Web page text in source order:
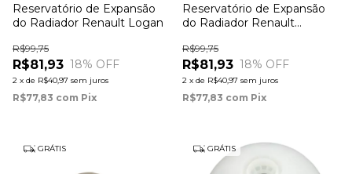
Reservatório de Expansão
do Radiador Renault Logan
R$81,93
R$99,75
18% OFF
2 x de R$40,97 sem juros
R$77,83 com Pix
Reservatório de Expansão
do Radiador Renault
R$81,93
R$99,75
18% OFF
2 x de R$40,97 sem juros
R$77,83 com Pix
GRÁTIS GRÁTIS